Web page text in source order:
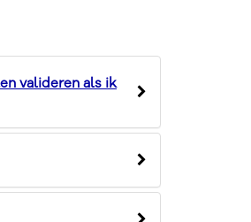
valideren als ik